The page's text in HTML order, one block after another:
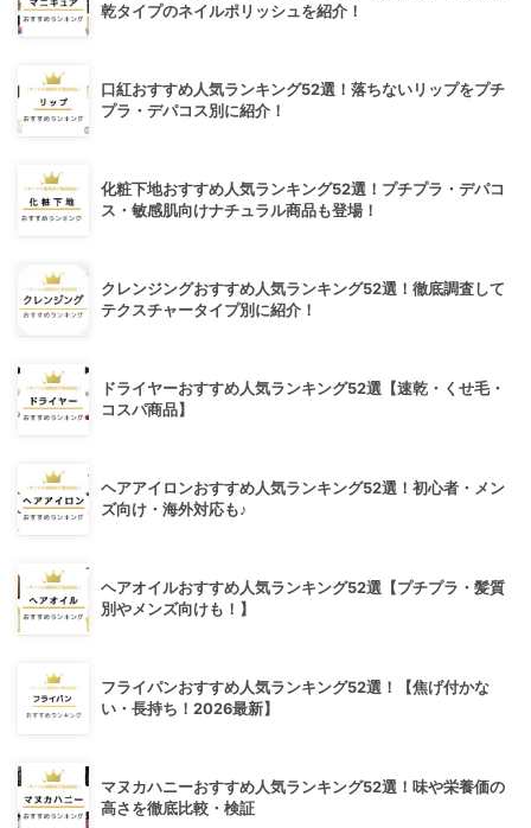
乾タイプのネイルポリッシュを紹介！
口紅おすすめ人気ランキング52選！落ちないリップをプチ
プラ・デパコス別に紹介！
化粧下地おすすめ人気ランキング52選！プチプラ・デパコ
ス・敏感肌向けナチュラル商品も登場！
クレンジングおすすめ人気ランキング52選！徹底調査して
テクスチャータイプ別に紹介！
ドライヤーおすすめ人気ランキング52選【速乾・くせ毛・
コスパ商品】
ヘアアイロンおすすめ人気ランキング52選！初心者・メン
ズ向け・海外対応も♪
ヘアオイルおすすめ人気ランキング52選【プチプラ・髪質
別やメンズ向けも！】
フライパンおすすめ人気ランキング52選！【焦げ付かな
い・長持ち！2026最新】
マヌカハニーおすすめ人気ランキング52選！味や栄養価の
高さを徹底比較・検証